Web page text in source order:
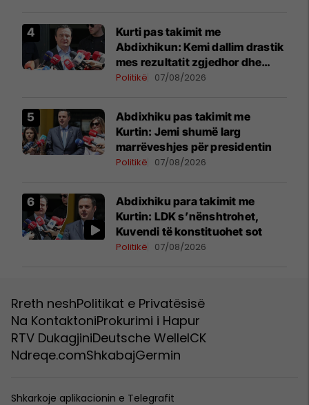
Kurti pas takimit me
Abdixhikun: Kemi dallim drastik
mes rezultatit zgjedhor dhe
kërkesave të LDK-së
Politikë 07/08/2026
Abdixhiku pas takimit me
Kurtin: Jemi shumë larg
marrëveshjes për presidentin
Politikë 07/08/2026
Abdixhiku para takimit me
Kurtin: LDK s’nënshtrohet,
Kuvendi të konstituohet sot
Politikë 07/08/2026
Rreth neshPolitikat e Privatësisë
Na KontaktoniProkurimi i Hapur
RTV DukagjiniDeutsche WelleICK
Ndreqe.comShkabajGermin
Shkarkoje aplikacionin e Telegrafit